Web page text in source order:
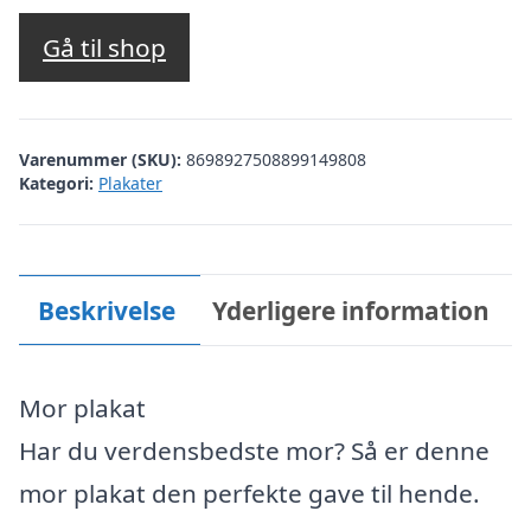
Gå til shop
Varenummer (SKU): 8698927508899149808
Kategori: Plakater
Beskrivelse Yderligere information
Mor plakat
Har du verdensbedste mor? Så er denne
mor plakat den perfekte gave til hende.